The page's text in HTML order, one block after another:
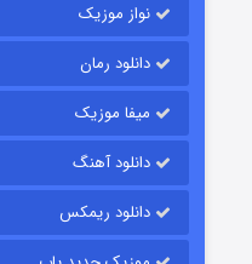
قسمت15 (دوبله)
نواز موزیک
دانلود رمان
میفا موزیک
دانلود آهنگ
دانلود ریمکس